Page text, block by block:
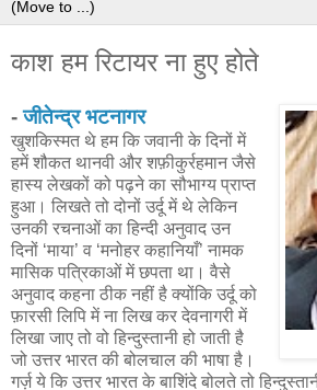
काश हम रिटायर ना हुए होते
-जीतेन्द्र भटनागर
खुशकिस्मत थे हम कि जवानी के दिनों में
हमें शौकत थानवी और शफ़ीकुर्रहमान जैसे
हास्य लेखकों को पढ़ने का सौभाग्य प्राप्त
हुआ। लिखते तो दोनों उर्दू में थे लेकिन
उनकी रचनाओं का हिन्दी अनुवाद उन
दिनों ‘माया’ व ‘मनोहर कहानियाँ’ नामक
मासिक पत्रिकाओं में छपता था। वैसे
अनुवाद कहना ठीक नहीं है क्योंकि उर्दू को
फ़ारसी लिपि में ना लिख कर देवनागरी में
लिखा जाए तो वो हिन्दुस्तानी हो जाती है
जो उत्तर भारत की बोलचाल की भाषा है।
गर्ज़ ये कि उत्तर भारत के बाशिंदे बोलते तो